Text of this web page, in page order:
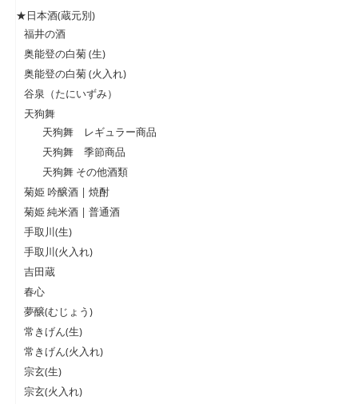
★日本酒(蔵元別)
福井の酒
奥能登の白菊 (生)
奥能登の白菊 (火入れ)
谷泉（たにいずみ）
天狗舞
天狗舞 レギュラー商品
天狗舞 季節商品
天狗舞 その他酒類
菊姫 吟醸酒 | 焼酎
菊姫 純米酒 | 普通酒
手取川(生)
手取川(火入れ)
吉田蔵
春心
夢醸(むじょう)
常きげん(生)
常きげん(火入れ)
宗玄(生)
宗玄(火入れ)